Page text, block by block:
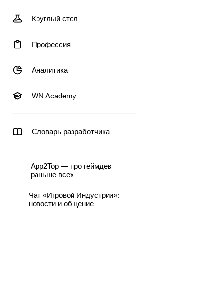
Круглый стол
Профессия
Аналитика
WN Academy
Словарь разработчика
App2Top — про геймдев
раньше всех
Чат «Игровой Индустрии»:
новости и общение